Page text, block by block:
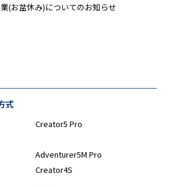
(お盆休み)についてのお知らせ
式
Creator5 Pro
Adventurer5M Pro
Creator4S